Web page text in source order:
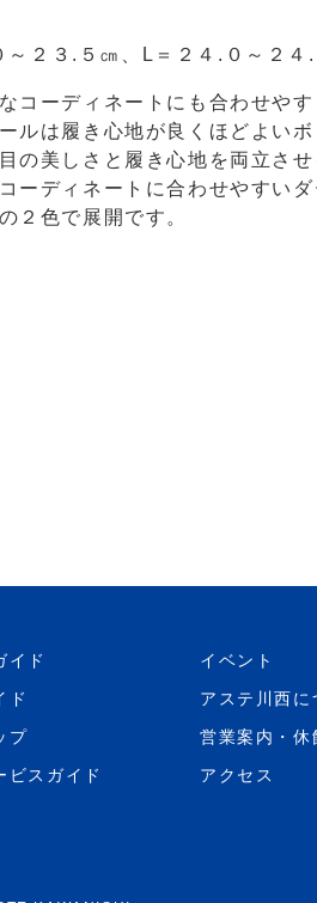
２３.５㎝、L＝２４.０～２４.
コーディネートにも合わせや
ルは履き心地が良くほどよい
の美しさと履き心地を両立させ
ーディネートに合わせやすいダ
２色で展開です。
イド
ド
プ
ビスガイド
イベント
アステ川西に
営業案内・休
アクセス